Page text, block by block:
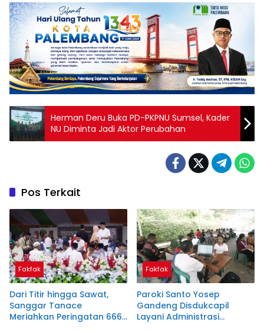
Herman Deru Buka PD-PKPNU Sumsel, Kader
NU Diminta Jadi Aktor Perubahan
Pos Terkait
Fakfak
Dari Titir hingga Sawat,
Sanggar Tanace
Meriahkan Peringatan 666
Fakfak
Paroki Santo Yosep
Gandeng Disdukcapil
Layani Administrasi